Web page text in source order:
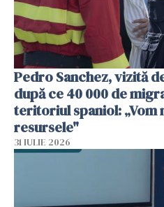
Pedro Sanchez, vizită
după ce 40 000 de
teritoriul spaniol: „Vom
resursele"
31 IULIE 2026